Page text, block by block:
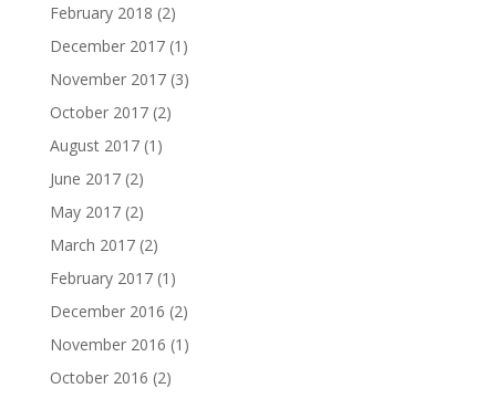
February 2018 (2)
December 2017(1)
November 2017(3)
October 2017(2)
August 2017(1)
June 2017(2)
May 2017(2)
March 2017(2)
February 2017(1)
December 2016 (2)
November 2016 (1)
October 2016 (2)